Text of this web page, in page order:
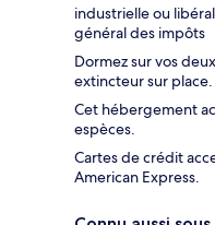
industrielle ou
général des impôts
Dormez sur vos
extincteur sur place.
Cet hébergement
espèces.
Cartes de crédit
American Express.